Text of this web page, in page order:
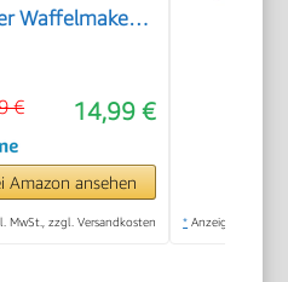
Waffelmaker
oder
Retro
14,99 €
€
Amazon ansehen
MwSt., zzgl. Versandkosten * Anzeige